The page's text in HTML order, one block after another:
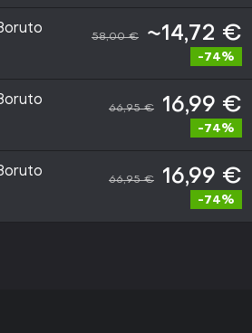
58,00 € ~14,72 €
-74%
66,95 € 16,99 €
-74%
66,95 € 16,99 €
-74%